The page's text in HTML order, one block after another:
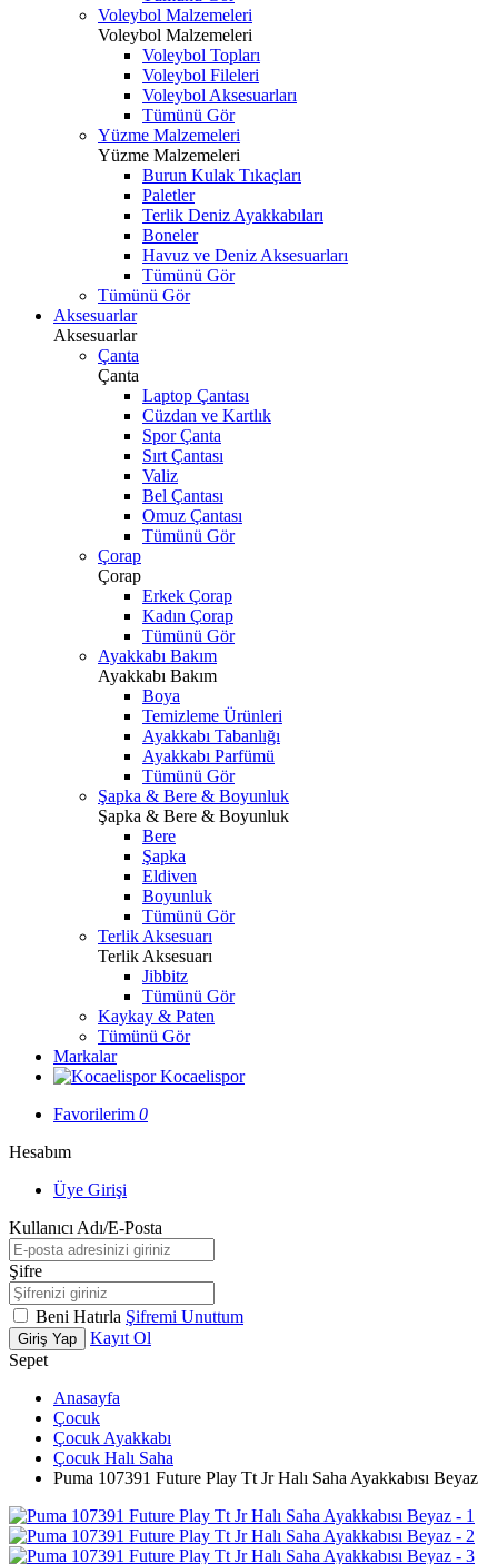
Voleybol Malzemeleri
Voleybol Malzemeleri
Voleybol Topları
Voleybol Fileleri
Voleybol Aksesuarları
Tümünü Gör
Yüzme Malzemeleri
Yüzme Malzemeleri
Burun Kulak Tıkaçları
Paletler
Terlik Deniz Ayakkabıları
Boneler
Havuz ve Deniz Aksesuarları
Tümünü Gör
Tümünü Gör
Aksesuarlar
Aksesuarlar
Çanta
Çanta
Laptop Çantası
Cüzdan ve Kartlık
Spor Çanta
Sırt Çantası
Valiz
Bel Çantası
Omuz Çantası
Tümünü Gör
Çorap
Çorap
Erkek Çorap
Kadın Çorap
Tümünü Gör
Ayakkabı Bakım
Ayakkabı Bakım
Boya
Temizleme Ürünleri
Ayakkabı Tabanlığı
Ayakkabı Parfümü
Tümünü Gör
Şapka & Bere & Boyunluk
Şapka & Bere & Boyunluk
Bere
Şapka
Eldiven
Boyunluk
Tümünü Gör
Terlik Aksesuarı
Terlik Aksesuarı
Jibbitz
Tümünü Gör
Kaykay & Paten
Tümünü Gör
Markalar
Kocaelispor
Favorilerim 0
Hesabım
Üye Girişi
Kullanıcı Adı/E-Posta
Şifre
Beni Hatırla Şifremi Unuttum
Giriş Yap
Kayıt Ol
Sepet
Anasayfa
Çocuk
Çocuk Ayakkabı
Çocuk Halı Saha
Puma 107391 Future Play Tt Jr Halı Saha Ayakkabısı Beyaz